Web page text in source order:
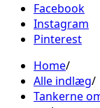
Facebook
Instagram
Pinterest
Home
Alle indlæg
Tankerne